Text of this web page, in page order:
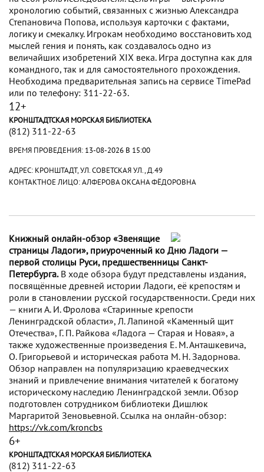
хронологию событий, связанных с жизнью Александра
Степановича Попова, используя карточки с фактами,
логику и смекалку. Игрокам необходимо восстановить ход
мыслей гения и понять, как создавалось одно из
величайших изобретений XIX века. Игра доступна как для
командного, так и для самостоятельного прохождения.
Необходима предварительная запись на сервисе TimePad
или по телефону: 311-22-63.
12+
КРОНШТАДТСКАЯ МОРСКАЯ БИБЛИОТЕКА
(812) 311-22-63
ВРЕМЯ ПРОВЕДЕНИЯ: 13-08-2026 В 15:00
АДРЕС: КРОНШТАДТ, УЛ. СОВЕТСКАЯ УЛ., Д.49
КОНТАКТНОЕ ЛИЦО: АЛФЕРОВА ОКСАНА ФЁДОРОВНА
Книжный онлайн-обзор «Звенящие
страницы Ладоги», приуроченный ко Дню Ладоги —
первой столицы Руси, предшественницы Санкт-
Петербурга.В ходе обзора будут представлены издания,
посвящённые древней истории Ладоги, её крепостям и
роли в становлении русской государственности. Среди них
— книги А. И. Фролова «Старинные крепости
Ленинградской области», Л. Лапиной «Каменный щит
Отечества», Г. П. Райкова «Ладога — Старая и Новая», а
также художественные произведения Е. М. Анташкевича,
О. Григорьевой и историческая работа М. Н. Задорнова.
Обзор направлен на популяризацию краеведческих
знаний и привлечение внимания читателей к богатому
историческому наследию Ленинградской земли. Обзор
подготовлен сотрудником библиотеки Дишлюк
Маргаритой Зеновьевной. Ссылка на онлайн-обзор:
https://vk.com/kroncbs
6+
КРОНШТАДТСКАЯ МОРСКАЯ БИБЛИОТЕКА
(812) 311-22-63